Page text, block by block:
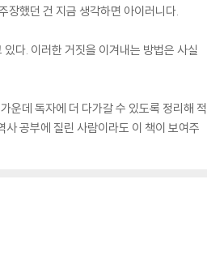
장했던 건 지금 생각하면 아이러니다.
다. 이러한 거짓을 이겨내는 방법은 사실
운데 독자에 더 다가갈 수 있도록 정리해 적
공부에 질린 사람이라도 이 책이 보여주